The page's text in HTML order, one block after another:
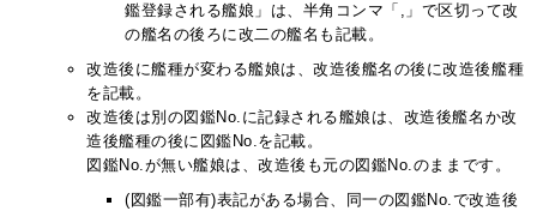
鑑登録される艦娘」は、半角コンマ「,」で区切って改
の艦名の後ろに改二の艦名も記載。
改造後に艦種が変わる艦娘は、改造後艦名の後に改造後艦種
を記載。
改造後は別の図鑑No.に記録される艦娘は、改造後艦名か改
造後艦種の後に図鑑No.を記載。
図鑑No.が無い艦娘は、改造後も元の図鑑No.のままです。
(図鑑一部有)表記がある場合、同一の図鑑No.で改造後